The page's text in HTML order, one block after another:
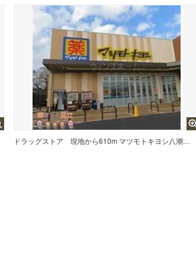
ドラッグストア 現地から610m マツモトキヨシ八潮伊草店 徒歩8分。